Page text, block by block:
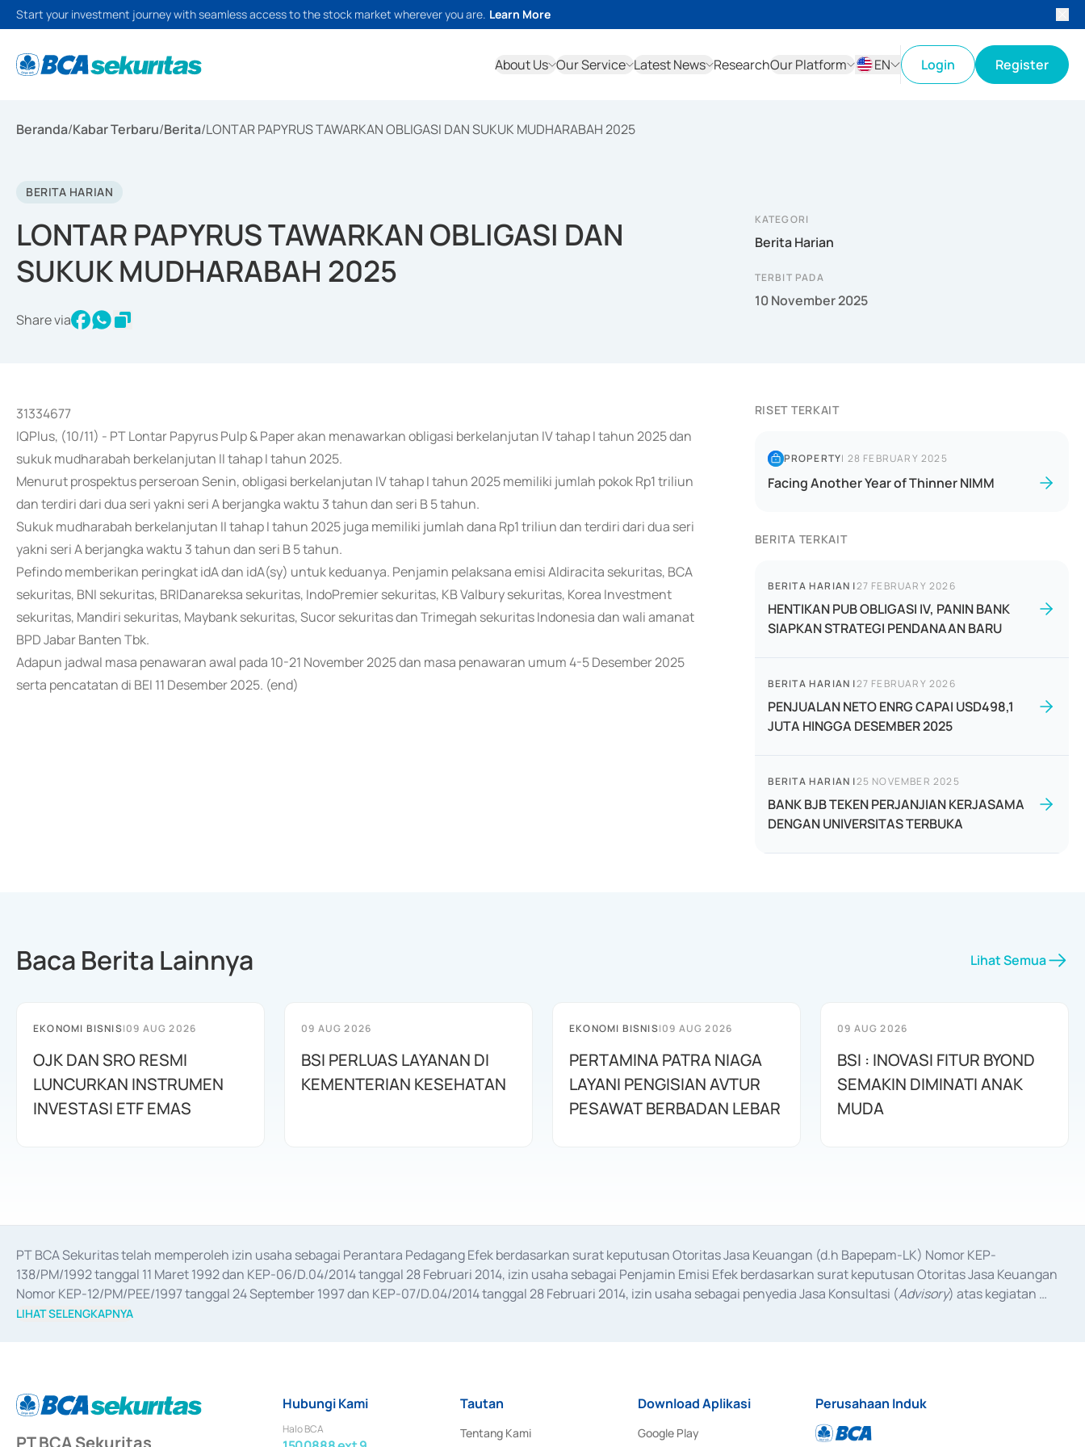
Start your investment journey with seamless access to the stock market wherever you are. Learn More
About Us Our Service Latest News ResearchOur Platform
EN
Login Register
Beranda/Kabar Terbaru/Berita/LONTAR PAPYRUS TAWARKAN OBLIGASI DAN SUKUK MUDHARABAH 2025
BERITA HARIAN
LONTAR PAPYRUS TAWARKAN OBLIGASI DAN
SUKUK MUDHARABAH 2025
Share via
KATEGORI
Berita Harian
TERBIT PADA
10 November 2025
31334677
IQPlus, (10/11) - PT Lontar Papyrus Pulp & Paper akan menawarkan obligasi berkelanjutan IV tahap I tahun 2025 dan
sukuk mudharabah berkelanjutan II tahap I tahun 2025.
Menurut prospektus perseroan Senin, obligasi berkelanjutan IV tahap I tahun 2025 memiliki jumlah pokok Rp1 triliun
dan terdiri dari dua seri yakni seri A berjangka waktu 3 tahun dan seri B 5 tahun.
Sukuk mudharabah berkelanjutan II tahap I tahun 2025 juga memiliki jumlah dana Rp1 triliun dan terdiri dari dua seri
yakni seri A berjangka waktu 3 tahun dan seri B 5 tahun.
Pefindo memberikan peringkat idA dan idA(sy) untuk keduanya. Penjamin pelaksana emisi Aldiracita sekuritas, BCA
sekuritas, BNI sekuritas, BRIDanareksa sekuritas, IndoPremier sekuritas, KB Valbury sekuritas, Korea Investment
sekuritas, Mandiri sekuritas, Maybank sekuritas, Sucor sekuritas dan Trimegah sekuritas Indonesia dan wali amanat
BPD Jabar Banten Tbk.
Adapun jadwal masa penawaran awal pada 10-21 November 2025 dan masa penawaran umum 4-5 Desember 2025
serta pencatatan di BEI 11 Desember 2025. (end)
RISET TERKAIT
PROPERTY| 28 FEBRUARY 2025
Facing Another Year of Thinner NIMM
BERITA TERKAIT
BERITA HARIAN |27 FEBRUARY 2026
HENTIKAN PUB OBLIGASI IV, PANIN BANK
SIAPKAN STRATEGI PENDANAAN BARU
BERITA HARIAN |27 FEBRUARY 2026
PENJUALAN NETO ENRG CAPAI USD498,1
JUTA HINGGA DESEMBER 2025
BERITA HARIAN |25 NOVEMBER 2025
BANK BJB TEKEN PERJANJIAN KERJASAMA
DENGAN UNIVERSITAS TERBUKA
Baca Berita Lainnya Lihat Semua
EKONOMI BISNIS|09 AUG 2026
OJK DAN SRO RESMI
LUNCURKAN INSTRUMEN
INVESTASI ETF EMAS
09 AUG 2026
BSI PERLUAS LAYANAN DI
KEMENTERIAN KESEHATAN
EKONOMI BISNIS|09 AUG 2026
PERTAMINA PATRA NIAGA
LAYANI PENGISIAN AVTUR
PESAWAT BERBADAN LEBAR
09 AUG 2026
BSI : INOVASI FITUR BYOND
SEMAKIN DIMINATI ANAK
MUDA
PT BCA Sekuritas telah memperoleh izin usaha sebagai Perantara Pedagang Efek berdasarkan surat keputusan Otoritas Jasa Keuangan (d.h Bapepam-LK) Nomor KEP-
138/PM/1992 tanggal 11 Maret 1992 dan KEP-06/D.04/2014 tanggal 28 Februari 2014, izin usaha sebagai Penjamin Emisi Efek berdasarkan surat keputusan Otoritas Jasa Keuangan
Nomor KEP-12/PM/PEE/1997 tanggal 24 September 1997 dan KEP-07/D.04/2014 tanggal 28 Februari 2014, izin usaha sebagai penyedia Jasa Konsultasi (Advisory) atas kegiatan
merger, akuisisi, divestasi, dan
LIHAT SELENGKAPNYA
PT BCA Sekuritas
Hubungi Kami
Halo BCA
Tautan
Tentang Kami
Download Aplikasi
Google Play
Perusahaan Induk